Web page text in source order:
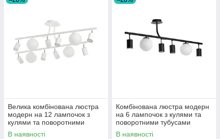
Велика комбінована люстра
модерн на 12 лампочок з
кулями та поворотними
тубусами
В наявності
Комбінована люстра модерн
на 6 лампочок з кулями та
поворотними тубусами
В наявності